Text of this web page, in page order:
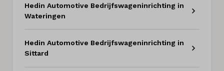
Hedin Automotive Bedrijfswageninrichting in
Wateringen
Hedin Automotive Bedrijfswageninrichting in
Sittard